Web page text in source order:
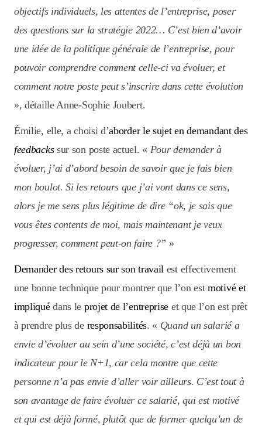
objectifs individuels, les attentes de l’entreprise, poser
des questions sur la stratégie 2022… C’est bien d’avoir
une idée de la politique générale de l’entreprise, pour
pouvoir comprendre comment celle-ci va évoluer, et
comment notre poste peut s’inscrire dans cette évolution
», détaille Anne-Sophie Joubert.
Émilie, elle, a choisi d’aborder le sujet en demandant des
feedbackssur son poste actuel. « Pour demander à
évoluer, j’ai d’abord besoin de savoir que je fais bien
mon boulot. Si les retours que j’ai vont dans ce sens,
alors je me sens plus légitime de dire “ok, je sais que
vous êtes contents de moi, mais maintenant je veux
progresser, comment peut-on faire ?” »
Demander des retours sur son travail est effectivement
une bonne technique pour montrer que l’on estmotivé et
impliquédans le projet de l’entreprise et que l’on est prêt
à prendre plus de responsabilités. « Quand un salarié a
envie d’évoluer au sein d’une société, c’est déjà un bon
indicateur pour le N+1, car cela montre que cette
personne n’a pas envie d’aller voir ailleurs. C’est tout à
son avantage de faire évoluer ce salarié, qui est motivé
et qui est déjà formé, plutôt que de former quelqu’un de